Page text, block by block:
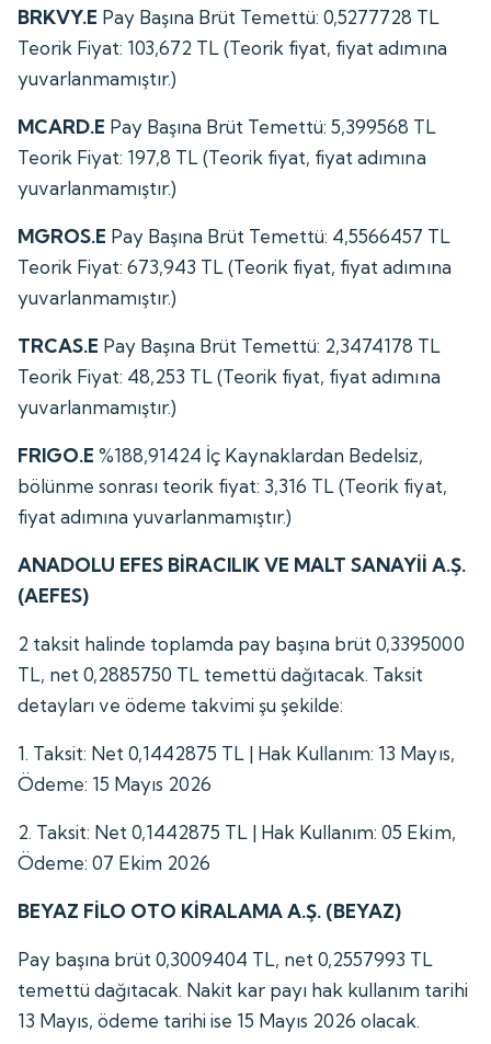
BRKVY.E Pay Başına Brüt Temettü: 0,5277728 TL
Teorik Fiyat: 103,672 TL (Teorik fiyat, fiyat adımına
yuvarlanmamıştır.)
MCARD.E Pay Başına Brüt Temettü: 5,399568 TL
Teorik Fiyat: 197,8 TL (Teorik fiyat, fiyat adımına
yuvarlanmamıştır.)
MGROS.E Pay Başına Brüt Temettü: 4,5566457 TL
Teorik Fiyat: 673,943 TL (Teorik fiyat, fiyat adımına
yuvarlanmamıştır.)
TRCAS.E Pay Başına Brüt Temettü: 2,3474178 TL
Teorik Fiyat: 48,253 TL (Teorik fiyat, fiyat adımına
yuvarlanmamıştır.)
FRIGO.E %188,91424 İç Kaynaklardan Bedelsiz,
bölünme sonrası teorik fiyat: 3,316 TL (Teorik fiyat,
fiyat adımına yuvarlanmamıştır.)
ANADOLU EFES BİRACILIK VE MALT SANAYİİ A.Ş.
(AEFES)
2 taksit halinde toplamda pay başına brüt 0,3395000
TL, net 0,2885750 TL temettü dağıtacak. Taksit
detayları ve ödeme takvimi şu şekilde:
1. Taksit: Net 0,1442875 TL | Hak Kullanım: 13 Mayıs,
Ödeme: 15 Mayıs 2026
2. Taksit: Net 0,1442875 TL | Hak Kullanım: 05 Ekim,
Ödeme: 07 Ekim 2026
BEYAZ FİLO OTO KİRALAMA A.Ş. (BEYAZ)
Pay başına brüt 0,3009404 TL, net 0,2557993 TL
temettü dağıtacak. Nakit kar payı hak kullanım tarihi
13 Mayıs, ödeme tarihi ise 15 Mayıs 2026 olacak.